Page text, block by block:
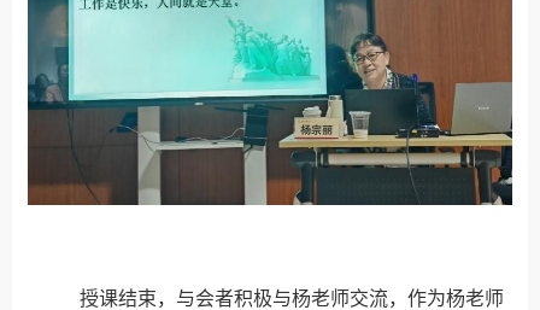
授课结束，与会者积极与杨老师交流，作为杨老师